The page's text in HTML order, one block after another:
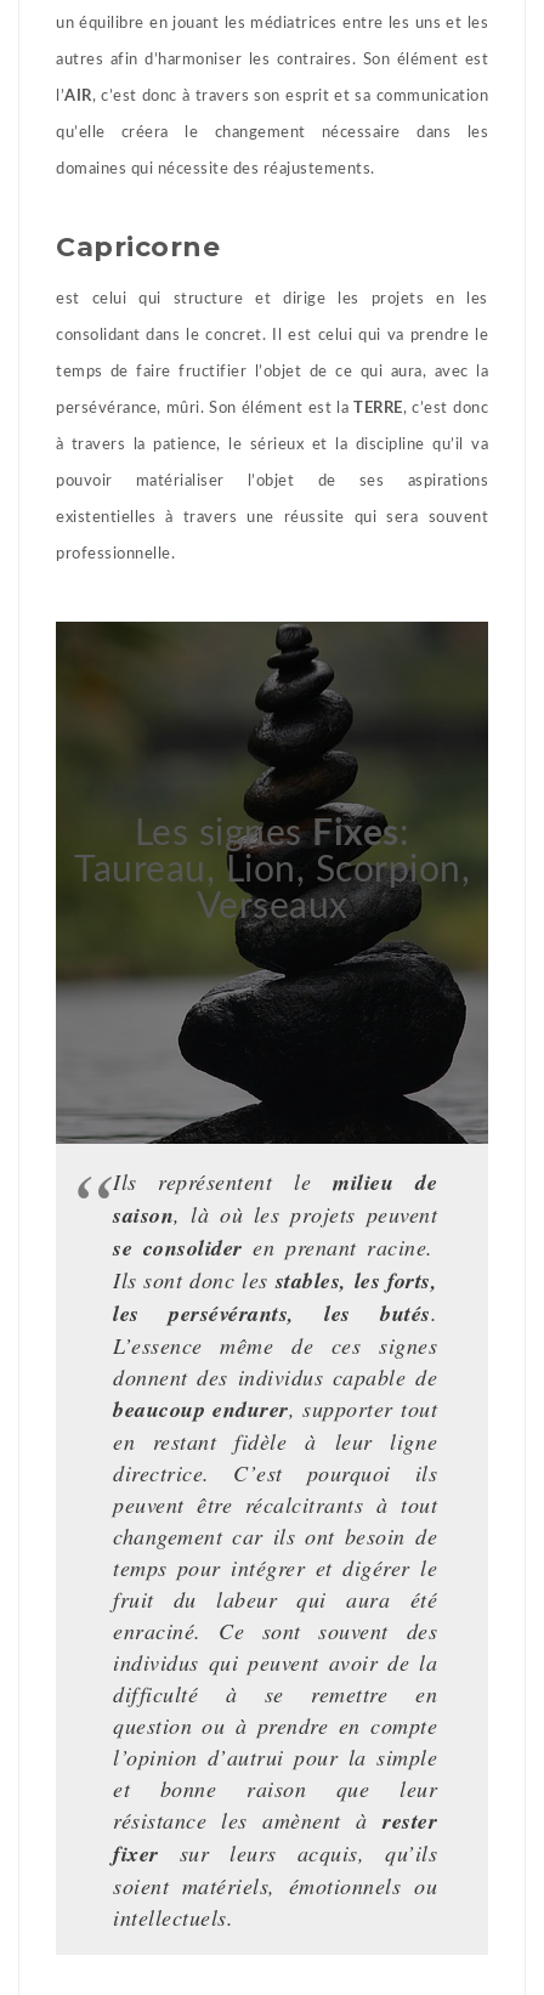
un équilibre en jouant les médiatrices entre les uns et les
autres afin d’harmoniser les contraires. Son élément est
l’AIR, c’est donc à travers son esprit et sa communication
qu’elle créera le changement nécessaire dans les
domaines qui nécessite des réajustements.
Capricorne
est celui qui structure et dirige les projets en les
consolidant dans le concret. Il est celui qui va prendre le
temps de faire fructifier l’objet de ce qui aura, avec la
persévérance, mûri. Son élément est laTERRE, c’est donc
à travers la patience, le sérieux et la discipline qu’il va
pouvoir matérialiser l’objet de ses aspirations
existentielles à travers une réussite qui sera souvent
professionnelle.
Les signes Fixes:
Taureau, Lion, Scorpion,
Verseaux
Ils représentent lemilieu de
saison, là où les projets peuvent
se consolider en prenant racine.
Ils sont donc lesstables, les forts,
les persévérants, les butés.
L’essence même de ces signes
donnent des individus capable de
beaucoup endurer, supporter tout
en restant fidèle à leur ligne
directrice. C’est pourquoi ils
peuvent être récalcitrants à tout
changement car ils ont besoin de
temps pour intégrer et digérer le
fruit du labeur qui aura été
enraciné. Ce sont souvent des
individus qui peuvent avoir de la
difficulté à se remettre en
question ou à prendre en compte
l’opinion d’autrui pour la simple
et bonne raison que leur
résistance les amènent à rester
fixer sur leurs acquis, qu’ils
soient matériels, émotionnels ou
intellectuels.